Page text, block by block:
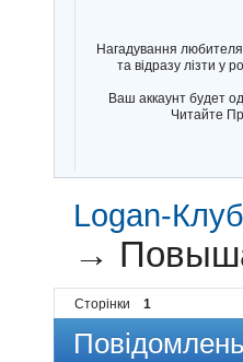
Нагадування
та відразу лізти у
Ваш аккаунт будет
Читайте
Logan-
→
Сторінки 1